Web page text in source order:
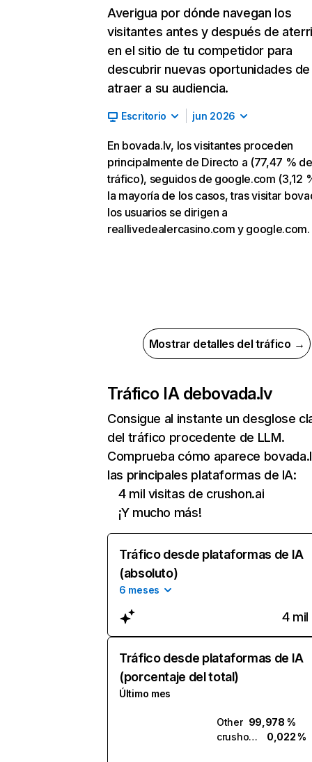
Averigua por dónde navegan los
visitantes antes y después de
en el sitio de tu competidor para
descubrir nuevas oportunidades de
atraer a su audiencia.
Escritorio jun 2026
En bovada.lv, los visitantes proceden
principalmente de Directo a (77,47 % de
tráfico), seguidos de google.com (3,12
la mayoría de los casos, tras visitar
los usuarios se dirigen a
reallivedealercasino.com y google.com.
Mostrar detalles del tráfico →
Tráfico IA debovada.lv
Consigue al instante un desglose
del tráfico procedente de LLM.
Comprueba cómo aparece
las principales plataformas de IA:
4 mil visitas de crushon.ai
¡Y mucho más!
Tráfico desde plataformas de IA
(absoluto)
6 meses
4 mil
Tráfico desde plataformas de IA
(porcentaje del total)
Último mes
Other 99,978 %
crushon.ai
0,022 %